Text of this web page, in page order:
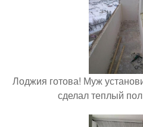
Лоджия готова! Муж
сделал теплый